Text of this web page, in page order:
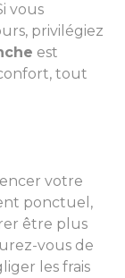
vous
privilégiez
est
tout
votre
ponctuel,
être plus
vous de
les frais